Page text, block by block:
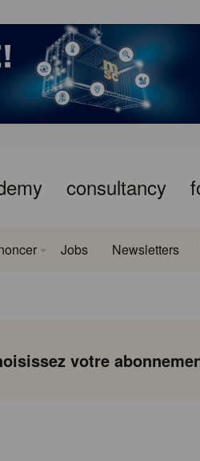
consultancy
Jobs Newsletters
votre